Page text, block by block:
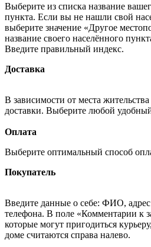
Выберите из списка название
пункта. Если вы не нашли свой
выберите значение «Другое
название своего населённого
Введите правильный индекс.
Доставка
В зависимости от места
доставки. Выберите любой
Оплата
Выберите оптимальный способ
Покупатель
Введите данные о себе: ФИО,
телефона. В поле «Комментарии к
которые могут пригодиться
доме считаются справа налево.